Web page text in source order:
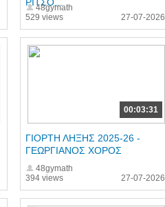
529 views
48gymath
27-07-2026
00:03:31
394 views
ΓΙΟΡΤΗ ΛΗΞΗΣ 2025-26 -
ΓΕΩΡΓΙΑΝΟΣ ΧΟΡΟΣ
48gymath
27-07-2026